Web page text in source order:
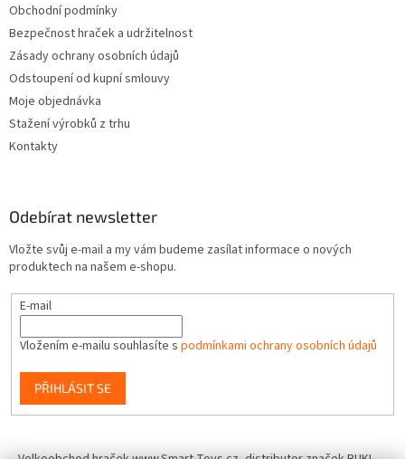
Obchodní podmínky
Bezpečnost hraček a udržitelnost
Zásady ochrany osobních údajů
Odstoupení od kupní smlouvy
Moje objednávka
Stažení výrobků z trhu
Kontakty
Odebírat newsletter
Vložte svůj e-mail a my vám budeme zasílat informace o nových
produktech na našem e-shopu.
E-mail
Vložením e-mailu souhlasíte s podmínkami ochrany osobních údajů
PŘIHLÁSIT SE